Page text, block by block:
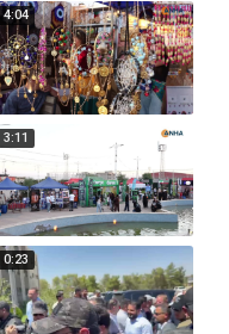
4:04
3:11
0:23